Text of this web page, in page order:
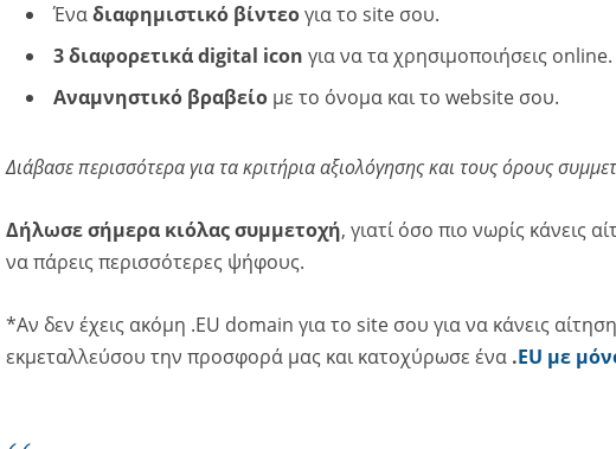
Έναδιαφημιστικό βίντεογια το site σου.
3 διαφορετικά digital icon για να τα χρησιμοποιήσεις online.
Αναμνηστικό βραβείο με το όνομα και το website σου.
Διάβασε περισσότερα για τα κριτήρια αξιολόγησης και τους όρους
Δήλωσε σήμερα κιόλας συμμετοχή, γιατί όσο πιο νωρίς κάνεις
να πάρεις περισσότερες ψήφους.
*Αν δεν έχεις ακόμη .EU domain για το site σου για να κάνεις
εκμεταλλεύσου την προσφορά μας και κατοχύρωσε ένα .EU με